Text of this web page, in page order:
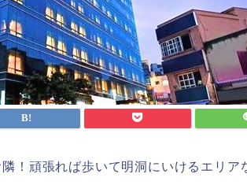
！頑張れば歩いて明洞にいけるエリア